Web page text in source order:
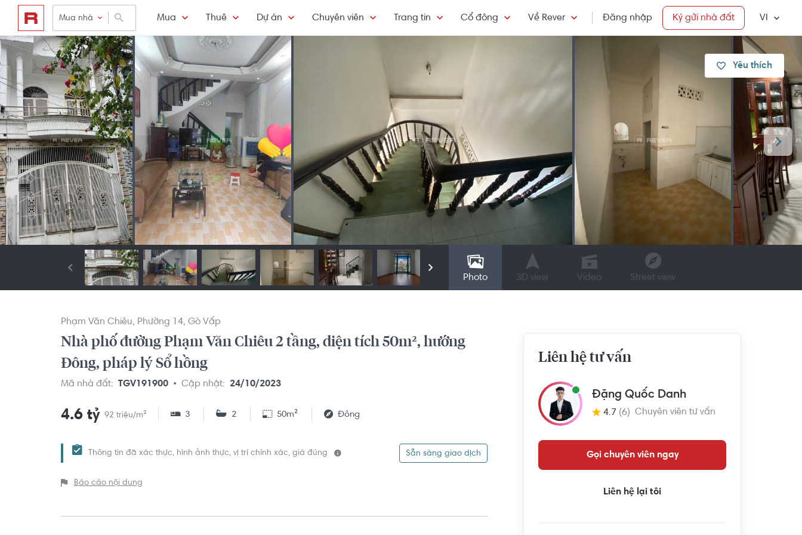
Mua nhà Mua Thuê Dự án Chuyên viên Trang tin Cổ đông Về Rever Đăng nhập Ký gửi nhà đất VI
Yêu thích
Photo 3D view Video Street view
Phạm Văn Chiêu Phường 14 Gò Vấp
Nhà phố đường Phạm Văn Chiêu 2 tầng, diện tích 50m², hướng
Đông, pháp lý Sổ hồng
Mã nhà đất: TGV191900 Cập nhật: 24/10/2023
4.6 tỷ 92 triệu/m² 3 2 50m² Đông
Thông tin đã xác thực, hình ảnh thực, vị trí chính xác, giá đúng Sẵn sàng giao dịch
Báo cáo nội dung
Liên hệ tư vấn
Đặng Quốc Danh
4.7 (6) Chuyên viên tư vấn
Gọi chuyên viên ngay
Liên hệ lại tôi